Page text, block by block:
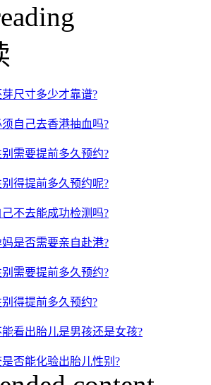
尺寸多少才靠谱?
自己去香港抽血吗?
需要提前多久预约?
得提前多久预约呢?
不去能成功检测吗?
是否需要亲自赴港?
需要提前多久预约?
得提前多久预约?
看出胎儿是男孩还是女孩?
否能化验出胎儿性别?